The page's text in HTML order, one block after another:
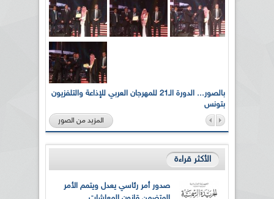
بالصور... الدورة الـ21 للمهرجان العربي للإذاعة والتلفزيون
بتونس
المزيد من الصور
الأكثر قراءة
صدور أمر رئاسي يعدل ويتمم الأمر